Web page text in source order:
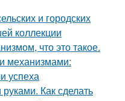
и городских
коллекции
что это такое.
механизмами:
успеха
Как сделать